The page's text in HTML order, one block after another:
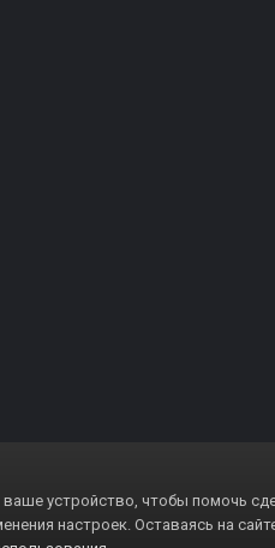
ваше устройство, чтобы помочь
настроек. Оставаясь на